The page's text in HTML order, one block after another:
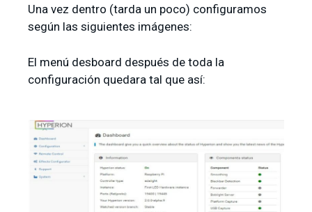
Una vez dentro (tarda un poco) configuramos
según las siguientes imágenes:
El menú desboard después de toda la
configuración quedara tal que así: